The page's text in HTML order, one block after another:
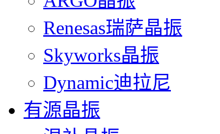
Renesas瑞萨晶振
Skyworks晶振
Dynamic迪拉尼
有源晶振